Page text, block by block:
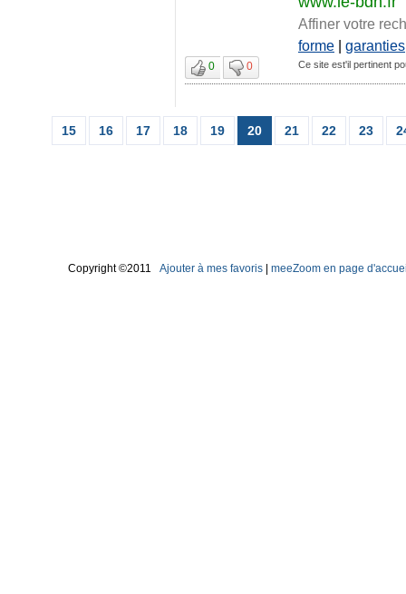
Affiner votre
forme | garanties
0 0 Ce site est'il pertinent
23
22
21
20
19
18
17
16
15
Copyright ©2011 Ajouter à mes favoris meeZoom en page